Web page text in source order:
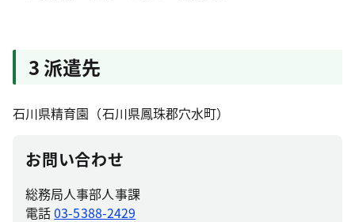
3 派遣先
石川県精育園（石川県鳳珠郡穴水町）
お問い合わせ
総務局人事部人事課
電話03-5388-2429